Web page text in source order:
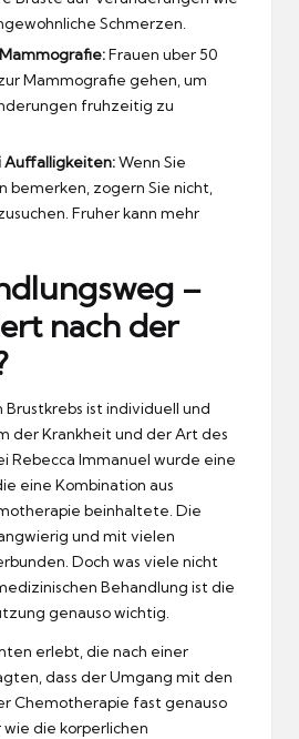
Schmerzen.
Frauen uber 50
Mammografie gehen, um
fruhzeitig zu
Auffalligkeiten:Wenn Sie
bemerken, zogern Sie nicht,
Fruher kann mehr
–
nach der
ist individuell und
der Krankheit und der Art des
Rebecca Immanuel wurde eine
eine Kombination aus
beinhaltete. Die
und mit vielen
Doch was viele nicht
Behandlung ist die
genauso wichtig.
erlebt, die nach einer
dass der Umgang mit den
Chemotherapie fast genauso
die korperlichen